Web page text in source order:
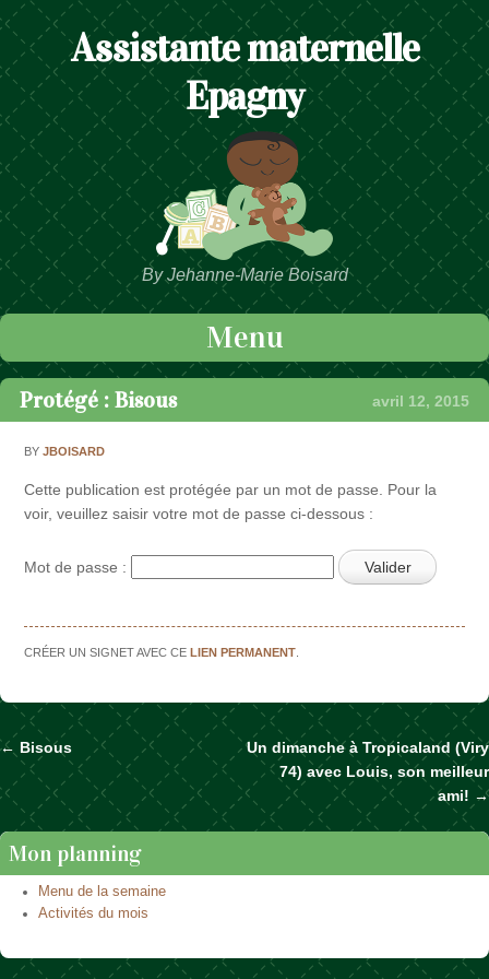
Assistante maternelle
Epagny
By Jehanne-Marie Boisard
Menu
Passer au contenu
Protégé : Bisous avril 12, 2015
BYJBOISARD
Cette publication est protégée par un mot de passe. Pour la
voir, veuillez saisir votre mot de passe ci-dessous :
Mot de passe :
CRÉER UN SIGNET AVEC CELIEN PERMANENT
Naviguer dans les articles
← Bisous
Un dimanche à Tropicaland (Viry
74) avec Louis, son meilleur
ami! →
Mon planning
Menu de la semaine
Activités du mois